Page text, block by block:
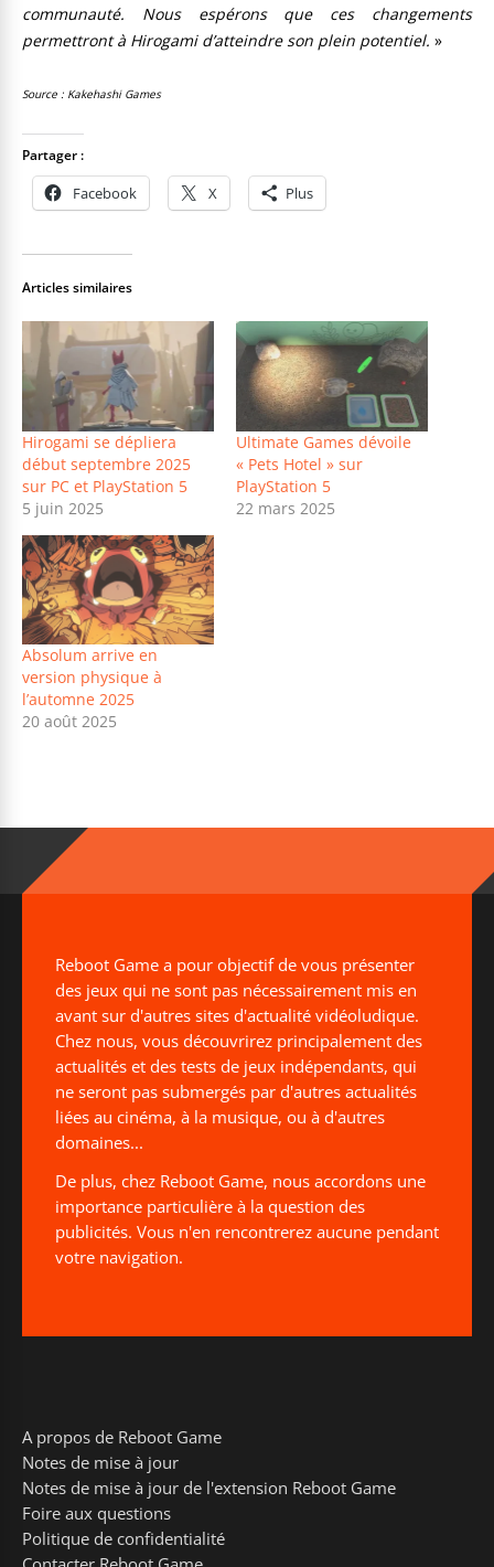
communauté. Nous espérons que ces changements
permettront à Hirogami d’atteindre son plein potentiel. »
Source : Kakehashi Games
Partager :
Facebook X Plus
Articles similaires
Hirogami se dépliera
début septembre 2025
sur PC et PlayStation 5
5 juin 2025
Ultimate Games dévoile
« Pets Hotel » sur
PlayStation 5
22 mars 2025
Absolum arrive en
version physique à
l’automne 2025
20 août 2025
Reboot Game a pour objectif de vous présenter
des jeux qui ne sont pas nécessairement mis en
avant sur d'autres sites d'actualité vidéoludique.
Chez nous, vous découvrirez principalement des
actualités et des tests de jeux indépendants, qui
ne seront pas submergés par d'autres actualités
liées au cinéma, à la musique, ou à d'autres
domaines...
De plus, chez Reboot Game, nous accordons une
importance particulière à la question des
publicités. Vous n'en rencontrerez aucune pendant
votre navigation.
A propos de Reboot Game
Notes de mise à jour
Notes de mise à jour de l'extension Reboot Game
Foire aux questions
Politique de confidentialité